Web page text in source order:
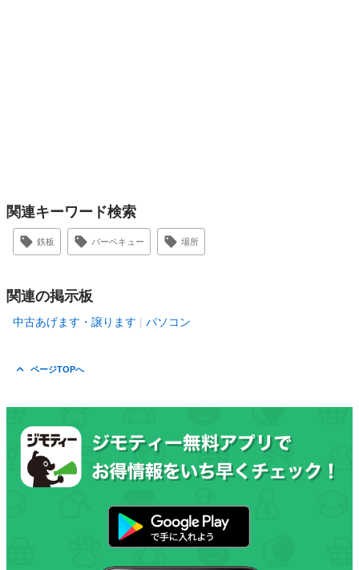
関連キーワード検索
鉄板 バーベキュー 場所
関連の掲示板
中古あげます・譲ります パソコン
ページTOPへ